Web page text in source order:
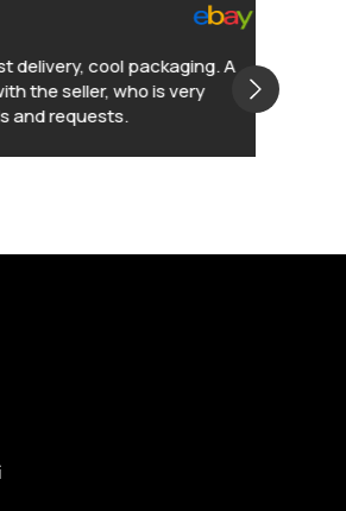
cool packaging. A
seller, who is very
requests.